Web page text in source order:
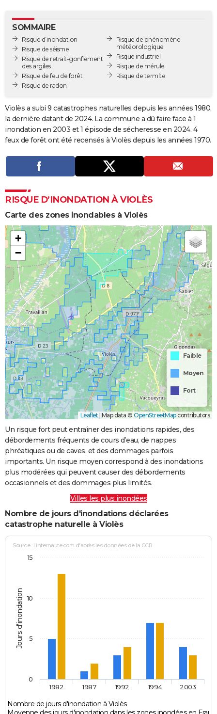
GUIDES D'ACHAT
BONS PLANS
CARTE DE VOEUX
Carte de Noël
Carte Bonne année
Carte Saint-Valentin
Carte Pâques
Carte d'anniversaire
DICTIONNAIRE
Dictionnaire
Biographies
Citations
Expressions
Proverbes
PROGRAMME TV
COPAINS D'AVANT
SOMMAIRE
Risque d’inondation
Risque de séisme
Risque de retrait-gonflement
des argiles
Risque de feu de forêt
Risque de radon
Risque de phénomène
météorologique
Risque industriel
Risque de mérule
Risque de termite
Violès a subi 9 catastrophes naturelles depuis les années 1980,
la dernière datant de 2024. La commune a dû faire face à 1
inondation en 2003 et 1 épisode de sécheresse en 2024. 4
feux de forêt ont été recensés à Violès depuis les années 1970.
RISQUE D’INONDATION À VIOLÈS
Carte des zones inondables à Violès
+
−
Faible
Moyen
Fort
Leaflet |Map data © OpenStreetMapcontributors
Un risque fort peut entraîner des inondations rapides, des
débordements fréquents de cours d’eau, de nappes
phréatiques ou de caves, et des dommages parfois
importants. Un risque moyen correspond à des inondations
plus modérées qui peuvent causer des débordements
occasionnels et des dommages plus limités.
Villes les plus inondées
Nombre de jours d'inondations déclarées
catastrophe naturelle à Violès
Jours d'inondation
Source : Linternaute.com d'après les données de la CCR
Nombre de jours d'inondation à Violès
1982 1987 1992 1994 2003
0
5
10
15